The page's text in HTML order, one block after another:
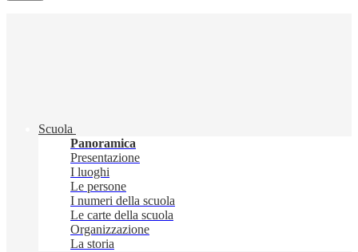
Scuola
Panoramica
Presentazione
I luoghi
Le persone
I numeri della scuola
Le carte della scuola
Organizzazione
La storia